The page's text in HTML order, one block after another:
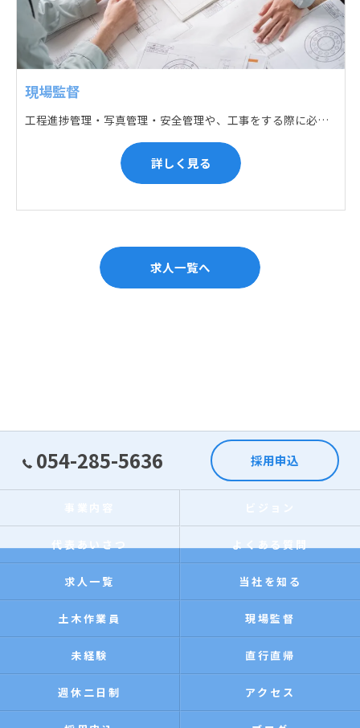
現場監督
工程進捗管理・写真管理・安全管理や、工事をする際に必要な各種書類作成・届出 (申請) などの現場管理業務をお任せします。遅れている箇所のサポートに入るなど、臨機応変な対応が必要になります。
詳しく見る
求人一覧へ
054-285-5636 採用申込
代表あいさつ よくある質問
求人一覧 当社を知る
土木作業員 現場監督
未経験 直行直帰
週休二日制 アクセス